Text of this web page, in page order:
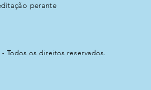
perante
Todos os direitos reservados.